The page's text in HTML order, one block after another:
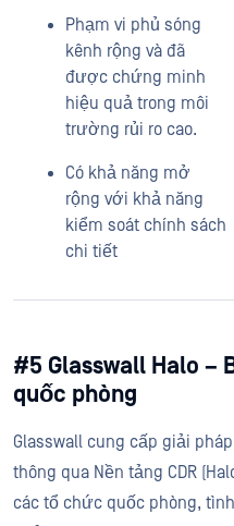
Phạm vi phủ sóng
kênh rộng và đã
được chứng minh
hiệu quả trong môi
trường rủi ro cao.
Có khả năng mở
rộng với khả năng
kiểm soát chính sách
chi tiết
#5 Glasswall Halo –
quốc phòng
Glasswall cung cấp giải
thông qua Nền tảng CDR
các tổ chức quốc phòng,